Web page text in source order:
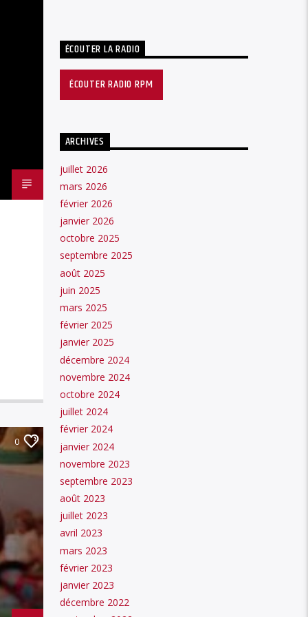
0
ÉCOUTER LA RADIO
ÉCOUTER RADIO RPM
ARCHIVES
juillet 2026
mars 2026
février 2026
janvier 2026
octobre 2025
septembre 2025
août 2025
juin 2025
mars 2025
février 2025
janvier 2025
décembre 2024
novembre 2024
octobre 2024
juillet 2024
février 2024
janvier 2024
novembre 2023
septembre 2023
août 2023
juillet 2023
avril 2023
mars 2023
février 2023
janvier 2023
décembre 2022